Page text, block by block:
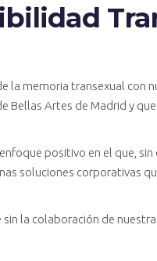
la memoria transexual con
Bellas Artes de Madrid y
positivo en el que, sin
soluciones corporativas
la colaboración de